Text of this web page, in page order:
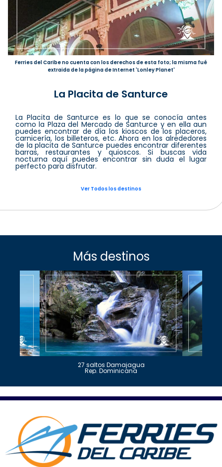
Ferries del Caribe no cuenta con los derechos de esta foto; la misma fué
extraida de la página de Internet 'Lonley Planet'
La Placita de Santurce
La Placita de Santurce es lo que se conocía antes
como la Plaza del Mercado de Santurce y en ella aun
puedes encontrar de día los kioscos de los placeros,
carnicería, los billeteros, etc. Ahora en los alrededores
de la placita de Santurce puedes encontrar diferentes
barras, restaurantes y quioscos. Si buscas vida
nocturna aquí puedes encontrar sin duda el lugar
perfecto para disfrutar.
Ver Todos los destinos
Más destinos
27 saltos Damajagua
Rep. Dominicana